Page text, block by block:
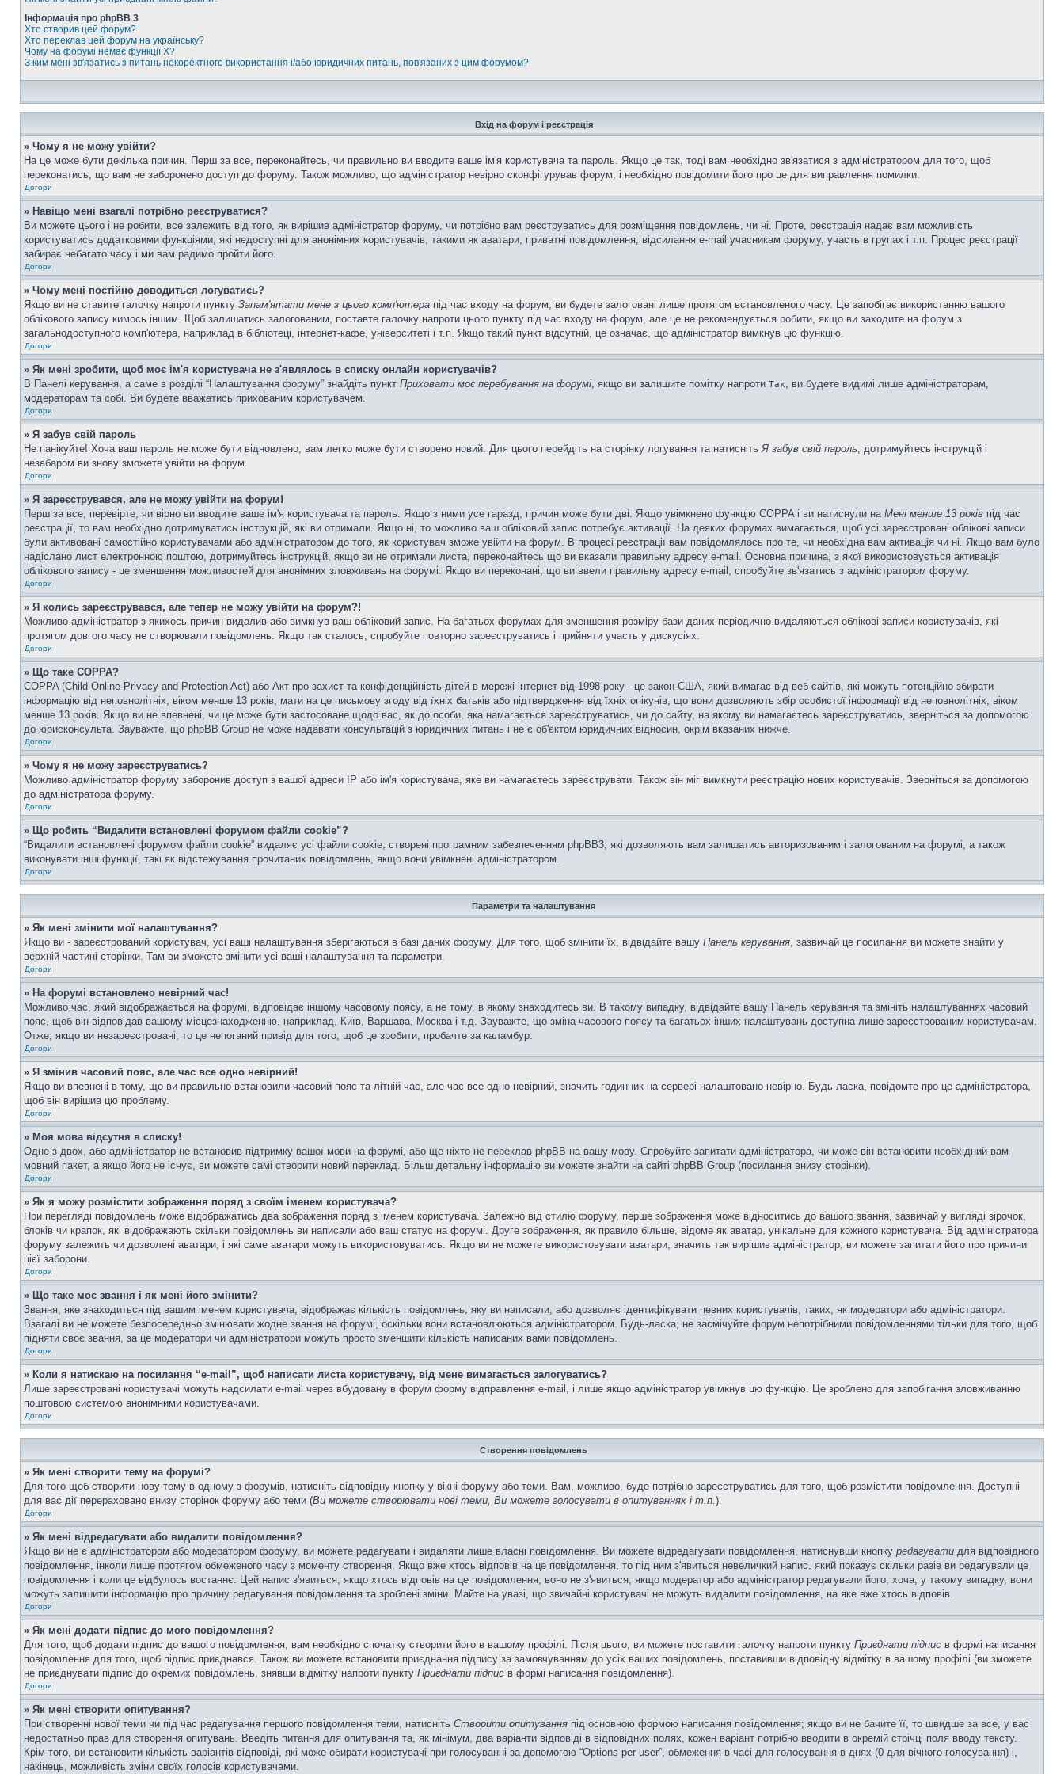
Інформація про phpBB 3
Хто створив цей форум?
Хто переклав цей форум на українську?
Чому на форумі немає функції X?
З ким мені зв'язатись з питань некоректного використання і/або юридичних питань, пов'язаних з цим форумом?
Вхід на форум і реєстрація
» Чому я не можу увійти?
На це може бути декілька причин. Перш за все, переконайтесь, чи правильно ви вводите ваше ім'я користувача та пароль. Якщо це так, тоді вам необхідно зв'язатися з адміністратором для того, щоб
переконатись, що вам не заборонено доступ до форуму. Також можливо, що адміністратор невірно сконфігурував форум, і необхідно повідомити його про це для виправлення помилки.
Догори
» Навіщо мені взагалі потрібно реєструватися?
Ви можете цього і не робити, все залежить від того, як вирішив адміністратор форуму, чи потрібно вам реєструватись для розміщення повідомлень, чи ні. Проте, реєстрація надає вам можливість
користуватись додатковими функціями, які недоступні для анонімних користувачів, такими як аватари, приватні повідомлення, відсилання e-mail учасникам форуму, участь в групах і т.п. Процес реєстрації
забирає небагато часу і ми вам радимо пройти його.
Догори
» Чому мені постійно доводиться логуватись?
Якщо ви не ставите галочку напроти пункту Запам'ятати мене з цього комп'ютера під час входу на форум, ви будете залоговані лише протягом встановленого часу. Це запобігає використанню вашого
облікового запису кимось іншим. Щоб залишатись залогованим, поставте галочку напроти цього пункту під час входу на форум, але це не рекомендується робити, якщо ви заходите на форум з
загальнодоступного комп'ютера, наприклад в бібліотеці, інтернет-кафе, університеті і т.п. Якщо такий пункт відсутній, це означає, що адміністратор вимкнув цю функцію.
Догори
» Як мені зробити, щоб моє ім'я користувача не з'являлось в списку онлайн користувачів?
В Панелі керування, а саме в розділі “Налаштування форуму” знайдіть пункт Приховати моє перебування на форумі, якщо ви залишите помітку напроти Так, ви будете видимі лише адміністраторам,
модераторам та собі. Ви будете вважатись прихованим користувачем.
Догори
» Я забув свій пароль
Не панікуйте! Хоча ваш пароль не може бути відновлено, вам легко може бути створено новий. Для цього перейдіть на сторінку логування та натиснітьЯ забув свій пароль, дотримуйтесь інструкцій і
незабаром ви знову зможете увійти на форум.
Догори
» Я зареєструвався, але не можу увійти на форум!
Перш за все, перевірте, чи вірно ви вводите ваше ім'я користувача та пароль. Якщо з ними усе гаразд, причин може бути дві. Якщо увімкнено функцію COPPA і ви натиснули на Мені менше 13 років під час
реєстрації, то вам необхідно дотримуватись інструкцій, які ви отримали. Якщо ні, то можливо ваш обліковий запис потребує активації. На деяких форумах вимагається, щоб усі зареєстровані облікові записи
були активовані самостійно користувачами або адміністратором до того, як користувач зможе увійти на форум. В процесі реєстрації вам повідомлялось про те, чи необхідна вам активація чи ні. Якщо вам було
надіслано лист електронною поштою, дотримуйтесь інструкцій, якщо ви не отримали листа, переконайтесь що ви вказали правильну адресу e-mail. Основна причина, з якої використовується активація
облікового запису - це зменшення можливостей для анонімних зловживань на форумі. Якщо ви переконані, що ви ввели правильну адресу e-mail, спробуйте зв'язатись з адміністратором форуму.
Догори
» Я колись зареєструвався, але тепер не можу увійти на форум?!
Можливо адміністратор з якихось причин видалив або вимкнув ваш обліковий запис. На багатьох форумах для зменшення розміру бази даних періодично видаляються облікові записи користувачів, які
протягом довгого часу не створювали повідомлень. Якщо так сталось, спробуйте повторно зареєструватись і прийняти участь у дискусіях.
Догори
» Що таке COPPA?
COPPA (Child Online Privacy and Protection Act) або Акт про захист та конфіденційність дітей в мережі інтернет від 1998 року - це закон США, який вимагає від веб-сайтів, які можуть потенційно збирати
інформацію від неповнолітніх, віком менше 13 років, мати на це письмову згоду від їхніх батьків або підтвердження від їхніх опікунів, що вони дозволяють збір особистої інформації від неповнолітніх, віком
менше 13 років. Якщо ви не впевнені, чи це може бути застосоване щодо вас, як до особи, яка намагається зареєструватись, чи до сайту, на якому ви намагаєтесь зареєструватись, зверніться за допомогою
до юрисконсульта. Зауважте, що phpBB Group не може надавати консультацій з юридичних питань і не є об'єктом юридичних відносин, окрім вказаних нижче.
Догори
» Чому я не можу зареєструватись?
Можливо адміністратор форуму заборонив доступ з вашої адреси IP або ім'я користувача, яке ви намагаєтесь зареєструвати. Також він міг вимкнути реєстрацію нових користувачів. Зверніться за допомогою
до адміністратора форуму.
Догори
» Що робить “Видалити встановлені форумом файли cookie”?
“Видалити встановлені форумом файли cookie” видаляє усі файли cookie, створені програмним забезпеченням phpBB3, які дозволяють вам залишатись авторизованим і залогованим на форумі, а також
виконувати інші функції, такі як відстежування прочитаних повідомлень, якщо вони увімкнені адміністратором.
Догори
Параметри та налаштування
» Як мені змінити мої налаштування?
Якщо ви - зареєстрований користувач, усі ваші налаштування зберігаються в базі даних форуму. Для того, щоб змінити їх, відвідайте вашу Панель керування, зазвичай це посилання ви можете знайти у
верхній частині сторінки. Там ви зможете змінити усі ваші налаштування та параметри.
Догори
» На форумі встановлено невірний час!
Можливо час, який відображається на форумі, відповідає іншому часовому поясу, а не тому, в якому знаходитесь ви. В такому випадку, відвідайте вашу Панель керування та змініть налаштуваннях часовий
пояс, щоб він відповідав вашому місцезнаходженню, наприклад, Київ, Варшава, Москва і т.д. Зауважте, що зміна часового поясу та багатьох інших налаштувань доступна лише зареєстрованим користувачам.
Отже, якщо ви незареєстровані, то це непоганий привід для того, щоб це зробити, пробачте за каламбур.
Догори
» Я змінив часовий пояс, але час все одно невірний!
Якщо ви впевнені в тому, що ви правильно встановили часовий пояс та літній час, але час все одно невірний, значить годинник на сервері налаштовано невірно. Будь-ласка, повідомте про це адміністратора,
щоб він вирішив цю проблему.
Догори
» Моя мова відсутня в списку!
Одне з двох, або адміністратор не встановив підтримку вашої мови на форумі, або ще ніхто не переклав phpBB на вашу мову. Спробуйте запитати адміністратора, чи може він встановити необхідний вам
мовний пакет, а якщо його не існує, ви можете самі створити новий переклад. Більш детальну інформацію ви можете знайти на сайті phpBB Group (посилання внизу сторінки).
Догори
» Як я можу розмістити зображення поряд з своїм іменем користувача?
При перегляді повідомлень може відображатись два зображення поряд з іменем користувача. Залежно від стилю форуму, перше зображення може відноситись до вашого звання, зазвичай у вигляді зірочок,
блоків чи крапок, які відображають скільки повідомлень ви написали або ваш статус на форумі. Друге зображення, як правило більше, відоме як аватар, унікальне для кожного користувача. Від адміністратора
форуму залежить чи дозволені аватари, і які саме аватари можуть використовуватись. Якщо ви не можете використовувати аватари, значить так вирішив адміністратор, ви можете запитати його про причини
цієї заборони.
Догори
» Що таке моє звання і як мені його змінити?
Звання, яке знаходиться під вашим іменем користувача, відображає кількість повідомлень, яку ви написали, або дозволяє ідентифікувати певних користувачів, таких, як модератори або адміністратори.
Взагалі ви не можете безпосередньо змінювати жодне звання на форумі, оскільки вони встановлюються адміністратором. Будь-ласка, не засмічуйте форум непотрібними повідомленнями тільки для того, щоб
підняти своє звання, за це модератори чи адміністратори можуть просто зменшити кількість написаних вами повідомлень.
Догори
» Коли я натискаю на посилання “e-mail”, щоб написати листа користувачу, від мене вимагається залогуватись?
Лише зареєстровані користувачі можуть надсилати e-mail через вбудовану в форум форму відправлення e-mail, і лише якщо адміністратор увімкнув цю функцію. Це зроблено для запобігання зловживанню
поштовою системою анонімними користувачами.
Догори
Створення повідомлень
» Як мені створити тему на форумі?
Для того щоб створити нову тему в одному з форумів, натисніть відповідну кнопку у вікні форуму або теми. Вам, можливо, буде потрібно зареєструватись для того, щоб розмістити повідомлення. Доступні
для вас дії перераховано внизу сторінок форуму або теми (Ви можете створювати нові теми, Ви можете голосувати в опитуваннях і т.п.).
Догори
» Як мені відредагувати або видалити повідомлення?
Якщо ви не є адміністратором або модератором форуму, ви можете редагувати і видаляти лише власні повідомлення. Ви можете відредагувати повідомлення, натиснувши кнопку редагувати для відповідного
повідомлення, інколи лише протягом обмеженого часу з моменту створення. Якщо вже хтось відповів на це повідомлення, то під ним з'явиться невеличкий напис, який показує скільки разів ви редагували це
повідомлення і коли це відбулось востаннє. Цей напис з'явиться, якщо хтось відповів на це повідомлення; воно не з'явиться, якщо модератор або адміністратор редагували його, хоча, у такому випадку, вони
можуть залишити інформацію про причину редагування повідомлення та зроблені зміни. Майте на увазі, що звичайні користувачі не можуть видалити повідомлення, на яке вже хтось відповів.
Догори
» Як мені додати підпис до мого повідомлення?
Для того, щоб додати підпис до вашого повідомлення, вам необхідно спочатку створити його в вашому профілі. Після цього, ви можете поставити галочку напроти пункту Приєднати підпис в формі написання
повідомлення для того, щоб підпис приєднався. Також ви можете встановити приєднання підпису за замовчуванням до усіх ваших повідомлень, поставивши відповідну відмітку в вашому профілі (ви зможете
не приєднувати підпис до окремих повідомлень, знявши відмітку напроти пункту Приєднати підпис в формі написання повідомлення).
Догори
» Як мені створити опитування?
При створенні нової теми чи під час редагування першого повідомлення теми, натисніть Створити опитування під основною формою написання повідомлення; якщо ви не бачите її, то швидше за все, у вас
недостатньо прав для створення опитувань. Введіть питання для опитування та, як мінімум, два варіанти відповіді в відповідних полях, кожен варіант потрібно вводити в окремій стрічці поля вводу тексту.
Крім того, ви встановити кількість варіантів відповіді, які може обирати користувачі при голосуванні за допомогою “Options per user”, обмеження в часі для голосування в днях (0 для вічного голосування) і,
накінець, можливість зміни своїх голосів користувачами.